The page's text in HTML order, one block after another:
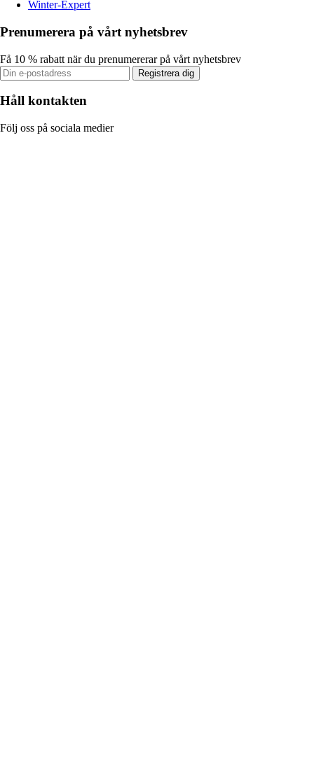
Winter-Expert
Prenumerera på vårt nyhetsbrev
Få 10 % rabatt när du prenumererar på vårt nyhetsbrev
Registrera dig
Håll kontakten
Följ oss på sociala medier